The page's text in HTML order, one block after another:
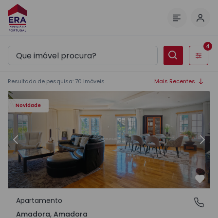
Filtros
4
Resultado de pesquisa: 70 imóveis Mais Recentes
Novidade
- 20
Apartamento T4 com Luxo Amadora, Amadora - 1572624
Anterior
Amadora, Amadora
Apartamento
Amadora, Amadora